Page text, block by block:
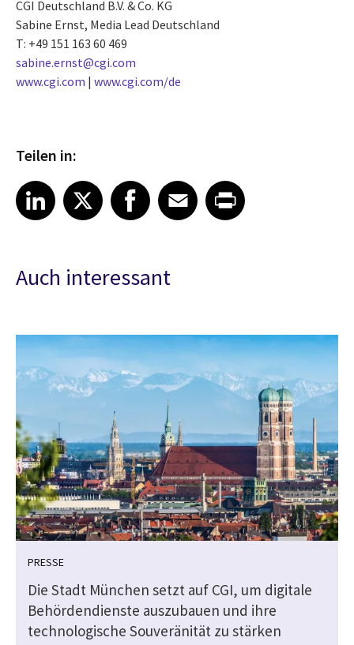
CGI Deutschland B.V. & Co. KG
Sabine Ernst, Media Lead Deutschland
T: +49 151 163 60 469
sabine.ernst@cgi.com
www.cgi.com | www.cgi.com/de
Teilen in:
Share article on LinkedIn
LinkedIn
Share article on XShare article on Facebook
Facebook
Share article on Email
EmailShare article on Print
Auch interessant
PRESSE
Die Stadt München setzt auf CGI, um digitale
Behördendienste auszubauen und ihre
technologische Souveränität zu stärken